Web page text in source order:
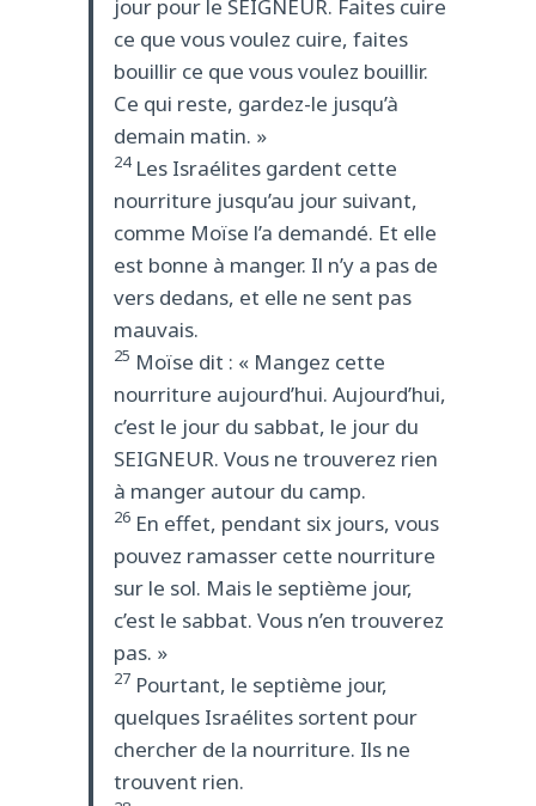
jour pour le SEIGNEUR. Faites cuire
ce que vous voulez cuire, faites
bouillir ce que vous voulez bouillir.
Ce qui reste, gardez-le jusqu’à
demain matin. »
24Les Israélites gardent cette
nourriture jusqu’au jour suivant,
comme Moïse l’a demandé. Et elle
est bonne à manger. Il n’y a pas de
vers dedans, et elle ne sent pas
mauvais.
25 Moïse dit : « Mangez cette
nourriture aujourd’hui. Aujourd’hui,
c’est le jour du sabbat, le jour du
SEIGNEUR. Vous ne trouverez rien
à manger autour du camp.
26En effet, pendant six jours, vous
pouvez ramasser cette nourriture
sur le sol. Mais le septième jour,
c’est le sabbat. Vous n’en trouverez
pas. »
27Pourtant, le septième jour,
quelques Israélites sortent pour
chercher de la nourriture. Ils ne
trouvent rien.